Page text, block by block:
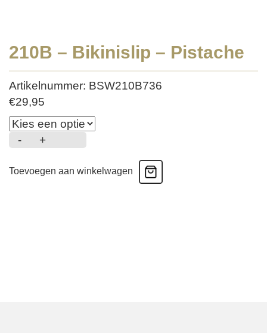
210B – Bikinislip – Pistache
Artikelnummer: BSW210B736
€29,95
-
210B
Bikinislip
+
Toevoegen aan winkelwagen